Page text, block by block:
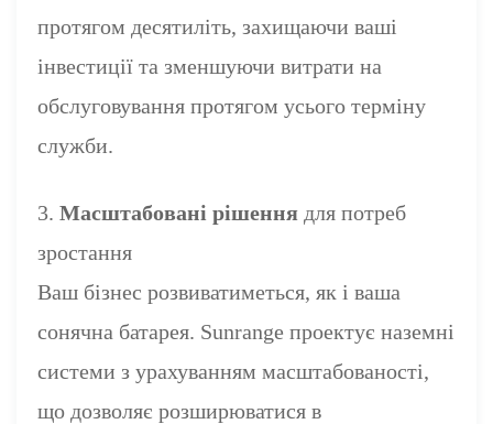
протягом десятиліть, захищаючи ваші
інвестиції та зменшуючи витрати на
обслуговування протягом усього терміну
служби.
3.Масштабовані рішення для потреб
зростання
Ваш бізнес розвиватиметься, як і ваша
сонячна батарея. Sunrange проектує наземні
системи з урахуванням масштабованості,
що дозволяє розширюватися в